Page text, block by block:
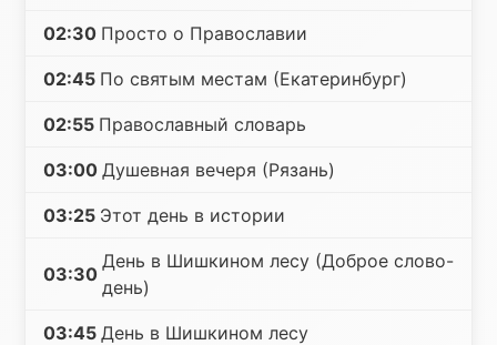
02:30 Просто о Православии
02:45 По святым местам (Екатеринбург)
02:55 Православный словарь
03:00 Душевная вечеря (Рязань)
03:25 Этот день в истории
03:30
День в Шишкином лесу (Доброе слово-
день)
03:45 День в Шишкином лесу